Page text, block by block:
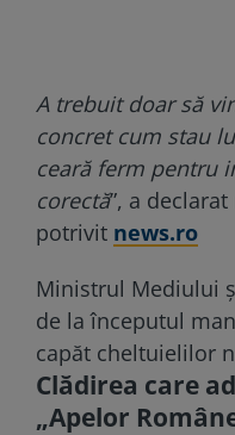
A trebuit doar să
concret cum stau
ceară ferm pentru
corectă”, a
potrivit news.ro
Ministrul Mediului
de la începutul
capăt cheltuielilor
Clădirea care
„Apelor